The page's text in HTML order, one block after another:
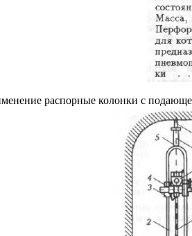
распорные колонки с